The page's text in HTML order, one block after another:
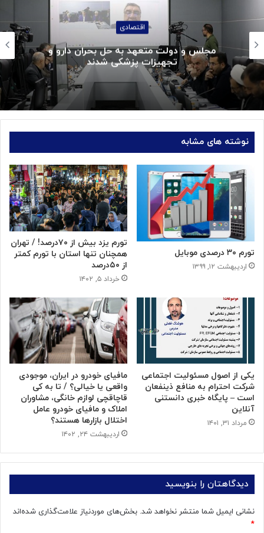
اقتصادی
مجلس و دولت متعهد به حل بحران دارو و
تجهیزات پزشکی شدند
نوشته های مشابه
تورم ۳۰ درصدی موبایل
اردیبهشت ۱۲, ۱۳۹۹
تورم یزد بیش از ۷۰درصد! / تهران
همچنان تنها استان با تورم کمتر
از ۵۰درصد
خرداد ۵, ۱۴۰۲
یکی از اصول مسئولیت اجتماعی
شرکت احترام به منافع ذینفعان
است – پایگاه خبری دانستنی
آنلاین
مرداد ۳۱, ۱۴۰۱
مافیای خودرو در ایران، موجودی
واقعی یا خیالی؟ / تا به کی
قاچاقچی لوازم خانگی، مشاوران
املاک و مافیای خودرو عامل
اختلال بازارها هستند؟
اردیبهشت ۲۴, ۱۴۰۲
دیدگاهتان را بنویسید
نشانی ایمیل شما منتشر نخواهد شد. بخش‌های موردنیاز علامت‌گذاری شده‌اند
*